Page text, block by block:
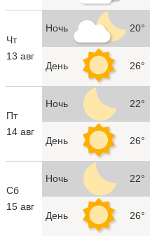
Чт
13 авг
Ночь 20°
День 26°
Пт
14 авг
Ночь 22°
День 26°
Сб
15 авг
Ночь 22°
День 26°